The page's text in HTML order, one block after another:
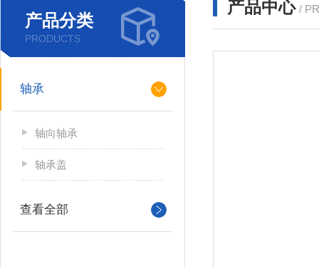
产品分类
PRODUCTS
轴承
轴向轴承
轴承盖
查看全部
产品中心 /